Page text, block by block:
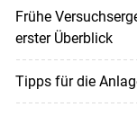
Frühe
erster Überblick
Tipps für die